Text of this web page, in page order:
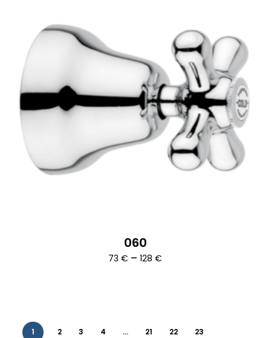
060
73€ – 128€
1 2 3 4 … 21 22
23